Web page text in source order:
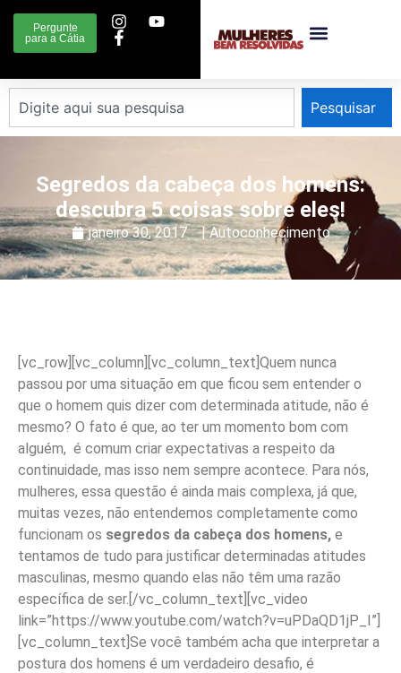
Pergunte
para a Cátia
Pesquisar
Segredos da cabeça dos homens:
descubra 5 coisas sobre eles!
janeiro 30, 2017 |Autoconhecimento
[vc_row][vc_column][vc_column_text]Quem nunca
passou por uma situação em que ficou sem entender o
que o homem quis dizer com determinada atitude, não é
mesmo? O fato é que, ao ter um momento bom com
alguém, é comum criar expectativas a respeito da
continuidade, mas isso nem sempre acontece. Para nós,
mulheres, essa questão é ainda mais complexa, já que,
muitas vezes, não entendemos completamente como
funcionam os segredos da cabeça dos homens, e
tentamos de tudo para justificar determinadas atitudes
masculinas, mesmo quando elas não têm uma razão
específica de ser.[/vc_column_text][vc_video
link=”https://www.youtube.com/watch?v=uPDaQD1jP_I”]
[vc_column_text]Se você também acha que interpretar a
postura dos homens é um verdadeiro desafio, é